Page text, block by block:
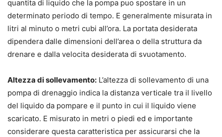
quantita di liquido che la pompa puo spostare in un
determinato periodo di tempo. E generalmente misurata in
litri al minuto o metri cubi all’ora. La portata desiderata
dipendera dalle dimensioni dell’area o della struttura da
drenare e dalla velocita desiderata di svuotamento.
Altezza di sollevamento: L’altezza di sollevamento di una
pompa di drenaggio indica la distanza verticale tra il livello
del liquido da pompare e il punto in cui il liquido viene
scaricato. E misurato in metri o piedi ed e importante
considerare questa caratteristica per assicurarsi che la